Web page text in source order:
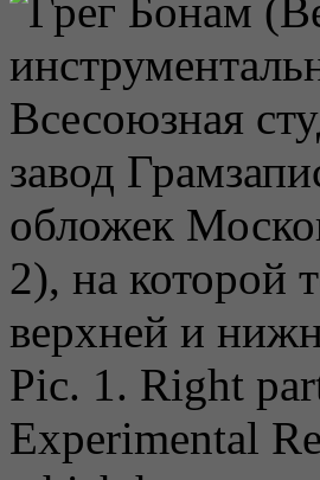
Pic. 1. Right
Experimental